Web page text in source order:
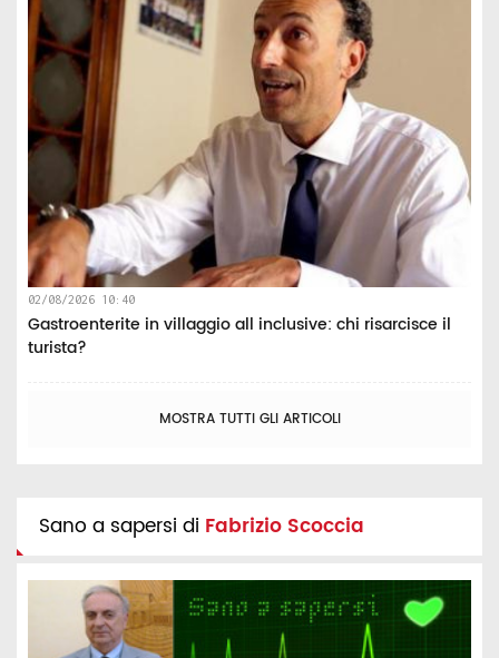
02/08/2026 10:40
Gastroenterite in villaggio all inclusive: chi risarcisce il
turista?
MOSTRA TUTTI GLI ARTICOLI
Sano a sapersi di Fabrizio Scoccia